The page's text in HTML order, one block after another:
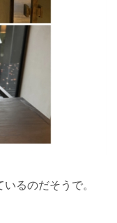
るのだそうで。